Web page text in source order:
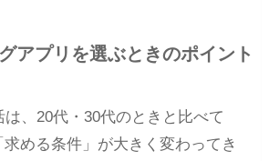
アプリを選ぶときのポイント
、20代・30代のときと比べて
求める条件」が大きく変わってき